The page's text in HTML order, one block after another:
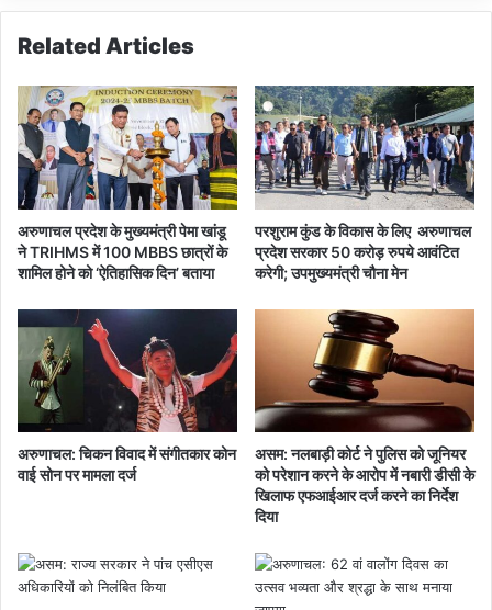
आ
गौ
हा
टी
हा
ई
को
र्ट
भे
प्रे
कां
फ्रें
स
,
P
M
मो
दी
प
बो
Related Articles
अरुणाचल प्रदेश के मुख्यमंत्री पेमा खांडू
ने TRIHMS में 100 MBBS छात्रों के
शामिल होने को ‘ऐतिहासिक दिन’ बताया
परशुराम कुंड के विकास के लिए अरुणाचल
प्रदेश सरकार 50 करोड़ रुपये आवंटित
करेगी; उपमुख्यमंत्री चौना मेन
अरुणाचल: चिकन विवाद में संगीतकार कोन
वाई सोन पर मामला दर्ज
असम: नलबाड़ी कोर्ट ने पुलिस को जूनियर
को परेशान करने के आरोप में नबारी डीसी के
खिलाफ एफआईआर दर्ज करने का निर्देश
दिया